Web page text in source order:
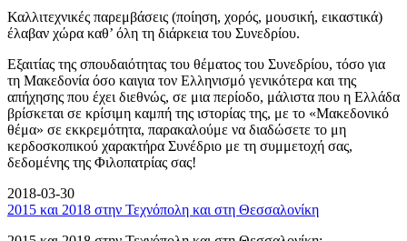
Καλλιτεχνικές παρεμβάσεις (ποίηση, χορός, μουσική, εικαστικά)
έλαβαν χώρα καθ’ όλη τη διάρκεια του Συνεδρίου.
Εξαιτίας της σπουδαιότητας του θέματος του Συνεδρίου, τόσο για
τη Μακεδονία όσο καιγια τον Ελληνισμό γενικότερα και της
απήχησης που έχει διεθνώς, σε μια περίοδο, μάλιστα που η Ελλάδα
βρίσκεται σε κρίσιμη καμπή της ιστορίας της, με το «Μακεδονικό
θέμα» σε εκκρεμότητα, παρακαλούμε να διαδώσετε το μη
κερδοσκοπικού χαρακτήρα Συνέδριο με τη συμμετοχή σας,
δεδομένης της Φιλοπατρίας σας!
2018-03-30
2015 και 2018 στην Τεχνόπολη και στη Θεσσαλονίκη